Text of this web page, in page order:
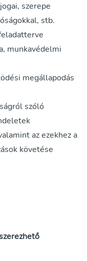
szerepe
stb.
munkavédelmi
megállapodás
szóló
az ezekhez a
követése